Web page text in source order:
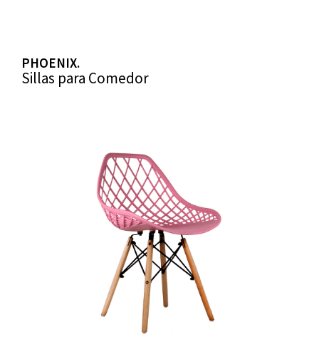
PHOENIX.
Sillas para Comedor